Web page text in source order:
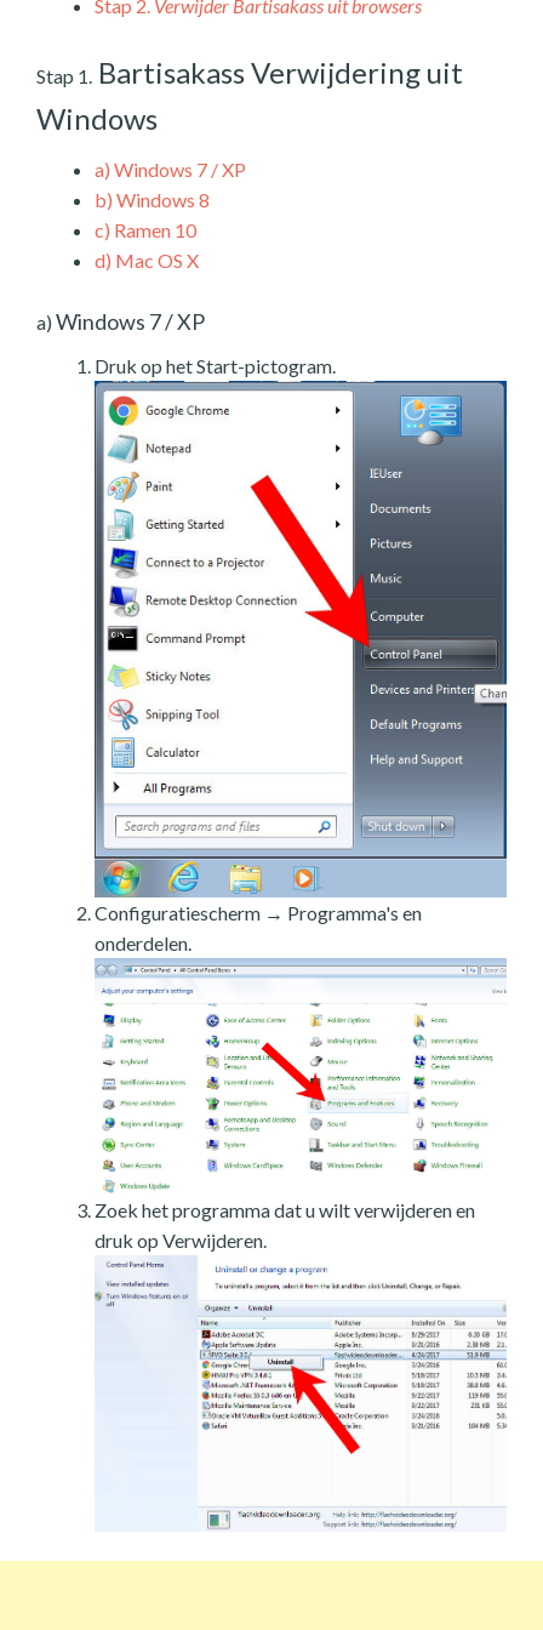
Stap 2. Verwijder Bartisakass uit browsers
Stap 1. Bartisakass Verwijdering uit
Windows
a) Windows 7 / XP
b) Windows 8
c) Ramen 10
d) Mac OS X
a) Windows 7 / XP
Druk op het Start-pictogram.
Configuratiescherm → Programma's en
onderdelen.
Zoek het programma dat u wilt verwijderen en
druk op Verwijderen.